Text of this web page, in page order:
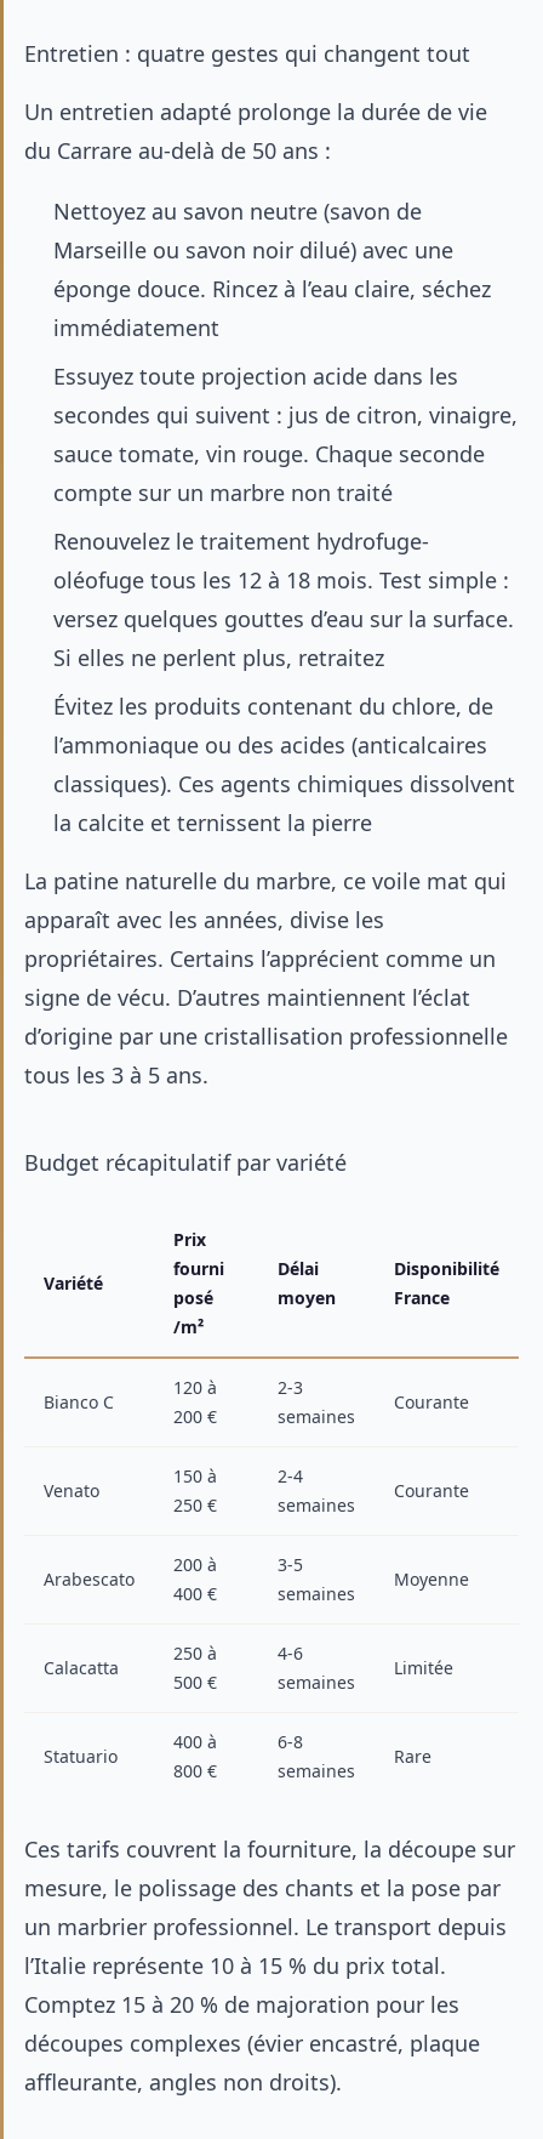
Entretien : quatre gestes qui changent tout
Un entretien adapté prolonge la durée de vie
du Carrare au-delà de 50 ans :
Nettoyez au savon neutre (savon de
Marseille ou savon noir dilué) avec une
éponge douce. Rincez à l’eau claire, séchez
immédiatement
Essuyez toute projection acide dans les
secondes qui suivent : jus de citron, vinaigre,
sauce tomate, vin rouge. Chaque seconde
compte sur un marbre non traité
Renouvelez le traitement hydrofuge-
oléofuge tous les 12 à 18 mois. Test simple :
versez quelques gouttes d’eau sur la surface.
Si elles ne perlent plus, retraitez
Évitez les produits contenant du chlore, de
l’ammoniaque ou des acides (anticalcaires
classiques). Ces agents chimiques dissolvent
la calcite et ternissent la pierre
La patine naturelle du marbre, ce voile mat qui
apparaît avec les années, divise les
propriétaires. Certains l’apprécient comme un
signe de vécu. D’autres maintiennent l’éclat
d’origine par une cristallisation professionnelle
tous les 3 à 5 ans.
Budget récapitulatif par variété
Variété
Prix
fourni
posé
/m²
Délai
moyen
Disponibilité
France
Bianco C
120 à
200 €
2-3
semaines
Courante
Venato
150 à
250 €
2-4
semaines
Courante
Arabescato
200 à
400 €
3-5
semaines
Moyenne
Calacatta
250 à
500 €
4-6
semaines
Limitée
Statuario
400 à
800 €
6-8
semaines
Rare
Ces tarifs couvrent la fourniture, la découpe sur
mesure, le polissage des chants et la pose par
un marbrier professionnel. Le transport depuis
l’Italie représente 10 à 15 % du prix total.
Comptez 15 à 20 % de majoration pour les
découpes complexes (évier encastré, plaque
affleurante, angles non droits).